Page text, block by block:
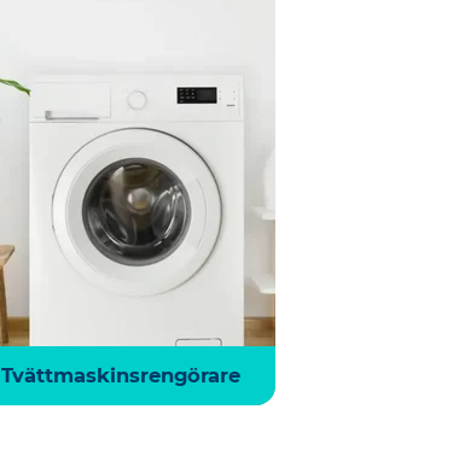
Tvättmaskinsrengörare